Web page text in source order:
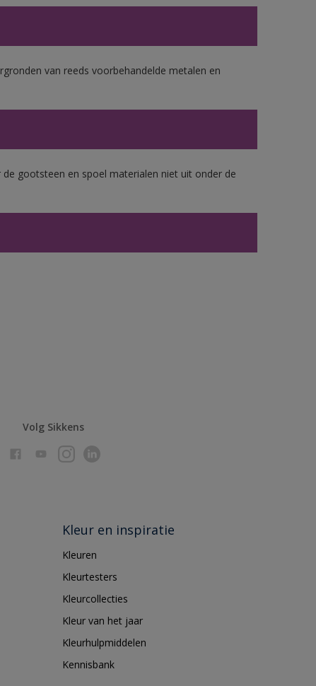
van reeds voorbehandelde metalen en
gootsteen en spoel materialen niet uit onder de
Volg Sikkens
Kleur en inspiratie
Kleuren
Kleurtesters
Kleurcollecties
Kleur van het jaar
Kleurhulpmiddelen
Kennisbank